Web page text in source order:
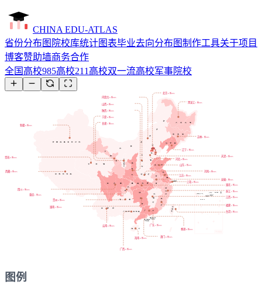
CHINA EDU-ATLAS
省份分布图 院校库统计图表毕业去向分布图制作工具关于项目
博客赞助墙商务合作
全国高校985高校211高校双一流高校军事院校
湖南3 所985
安徽1 所985
北京 8所985
重庆1 所985
福建 1 所985
广东2 所985
甘肃 1 所985
广西 0所985
贵州 0 所985
河南0 所985
湖北2 所985
河北0 所985
海南0 所985
香港 0所985
黑龙江1 所985
吉林1 所985
江苏2 所985
江西0 所985
辽宁 2所985
澳门 0所985
内蒙古0 所985
宁夏0 所985
青海0 所985
四川 2所985
山东 2所985
上海4 所985
陕西3 所985
山西0 所985
天津2 所985
台湾0 所985
新疆 0所985
西藏 0所985
云南0 所985
浙江1 所985
图例